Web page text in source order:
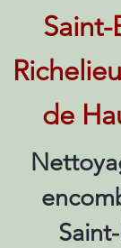
Saint-
de